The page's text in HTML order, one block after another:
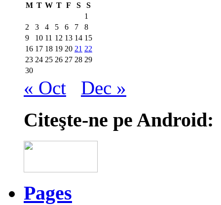
M T W T F S
S
1
2
3 4 5 6 7
8
9
10 11 12 13 14 15
16 17 18 19 20 21 22
23 24 25 26 27 28 29
30
« Oct Dec »
Citeşte-ne pe Android:
Pages